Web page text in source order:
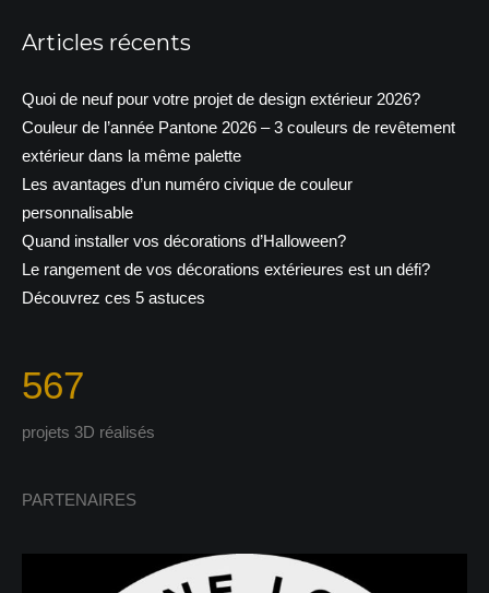
Articles récents
Quoi de neuf pour votre projet de design extérieur 2026?
Couleur de l’année Pantone 2026 – 3 couleurs de revêtement
extérieur dans la même palette
Les avantages d’un numéro civique de couleur
personnalisable
Quand installer vos décorations d’Halloween?
Le rangement de vos décorations extérieures est un défi?
Découvrez ces 5 astuces
567
projets 3D réalisés
PARTENAIRES